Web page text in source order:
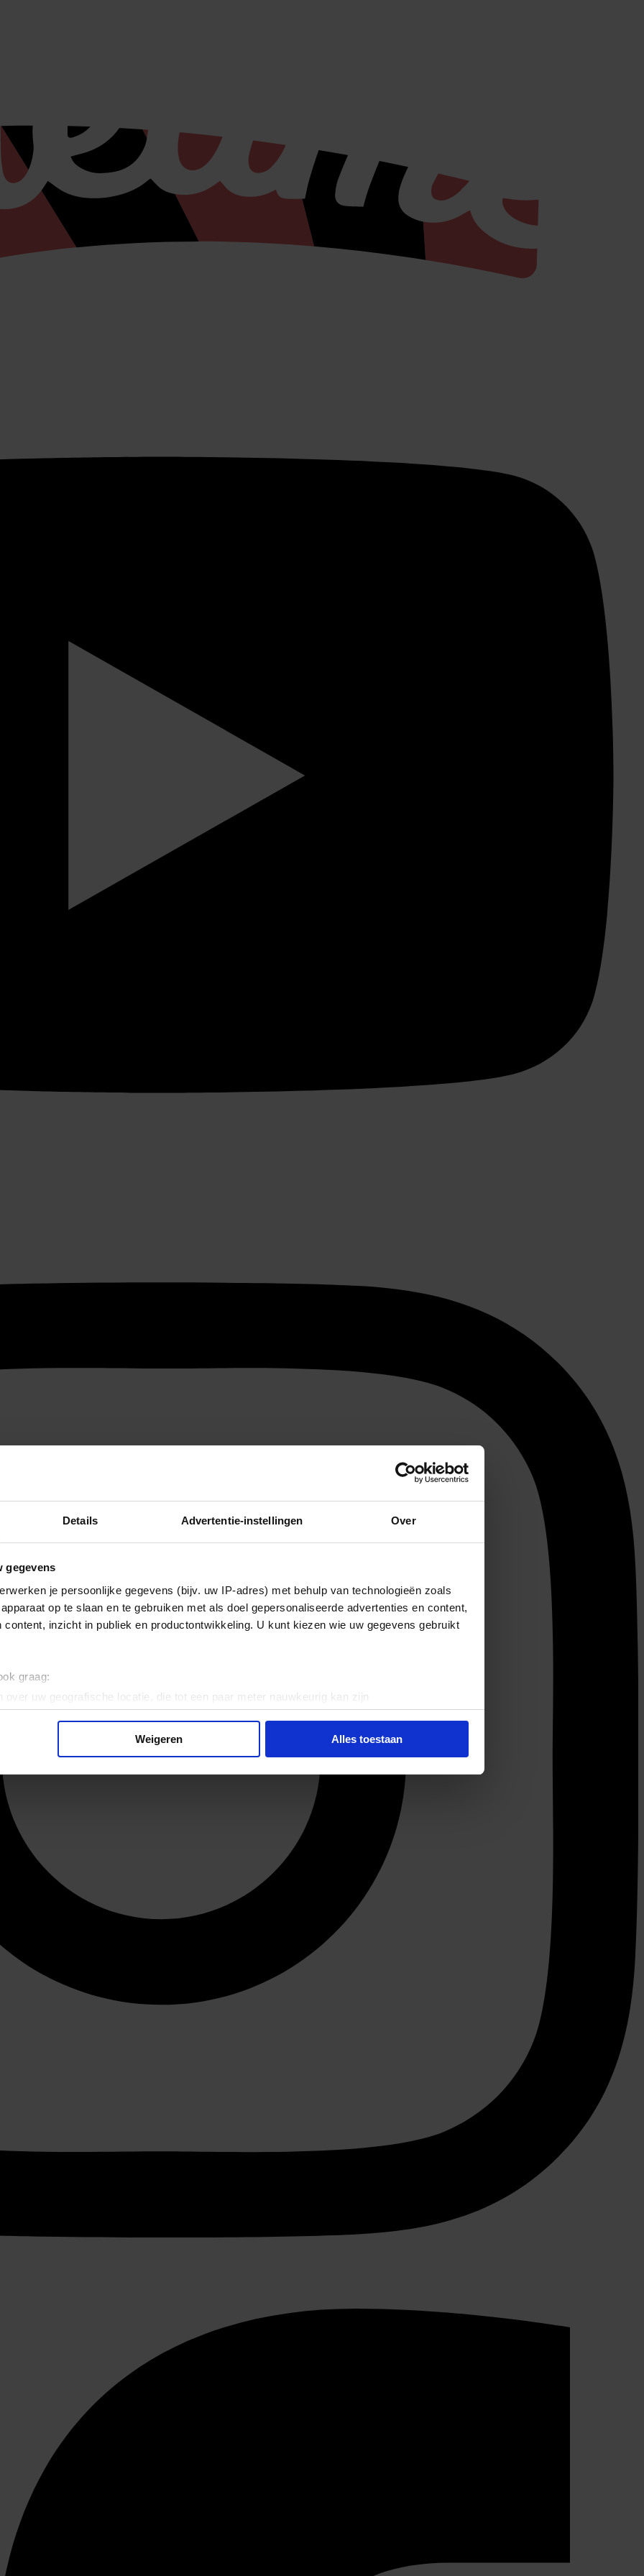
Details Advertentie-instellingen Over
gegevens
je persoonlijke gegevens (bijv. uw IP-adres) met behulp van technologieën zoals
op te slaan en te gebruiken met als doel gepersonaliseerde advertenties en content,
content, inzicht in publiek en productontwikkeling. U kunt kiezen wie uw gegevens gebruikt
graag:
over uw geografische locatie, die tot een paar meter nauwkeurig kan zijn
door het actief te scannen op specifieke eigenschappen (fingerprinting)
gegevens worden verwerkt en stel uw voorkeuren in het
detailgedeelte
en advertenties te personaliseren, om functies voor social media te bieden en om ons
Ook delen we informatie over uw gebruik van onze site met onze partners voor social
Deze partners kunnen deze gegevens combineren met andere informatie die u aan ze heeft
op basis van uw gebruik van hun services.
Weigeren Alles toestaan